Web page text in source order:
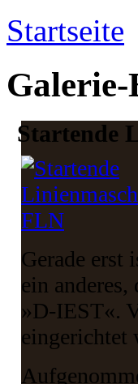
Startseite
Startende
Gerade erst
ein
»D-IEST«.
eingerichtet